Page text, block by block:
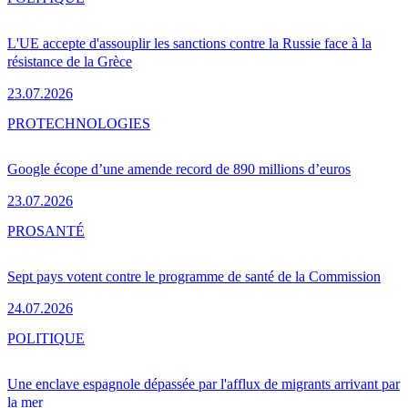
L'UE accepte d'assouplir les sanctions contre la Russie face à la
résistance de la Grèce
23.07.2026
Google écope d’une amende record de 890 millions d’euros
23.07.2026
PROTECHNOLOGIES
Sept pays votent contre le programme de santé de la Commission
24.07.2026
PROSANTÉ
Une enclave espagnole dépassée par l'afflux de migrants arrivant par
la mer
POLITIQUE